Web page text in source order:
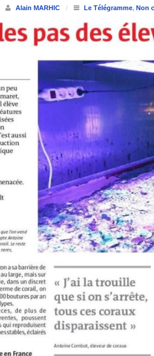
Alain MARHIC / Le Télégramme, Non